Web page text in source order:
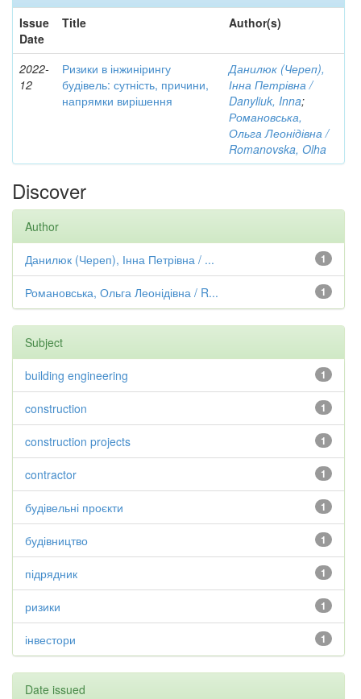
Issue
Date
Title Author(s)
2022-
12
Ризики в інжинірингу
будівель: сутність, причини,
напрямки вирішення
Данилюк (Череп),
Інна Петрівна /
Danyliuk, Inna;
Романовська,
Ольга Леонідівна /
Romanovska, Olha
Discover
Author
1
Данилюк (Череп), Інна Петрівна / ...
1
Романовська, Ольга Леонідівна / R...
Subject
1
building engineering
1
construction
1
construction projects
1
contractor
1
будівельні проєкти
1
будівництво
1
підрядник
1
ризики
1
інвестори
Date issued